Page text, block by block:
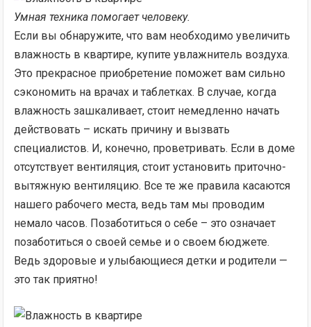
Умная техника помогает человеку.
Если вы обнаружите, что вам необходимо увеличить
влажность в квартире, купите увлажнитель воздуха.
Это прекрасное приобретение поможет вам сильно
сэкономить на врачах и таблетках. В случае, когда
влажность зашкаливает, стоит немедленно начать
действовать – искать причину и вызвать
специалистов. И, конечно, проветривать. Если в доме
отсутствует вентиляция, стоит установить приточно-
вытяжную вентиляцию. Все те же правила касаются
нашего рабочего места, ведь там мы проводим
немало часов. Позаботиться о себе – это означает
позаботиться о своей семье и о своем бюджете.
Ведь здоровые и улыбающиеся детки и родители —
это так приятно!